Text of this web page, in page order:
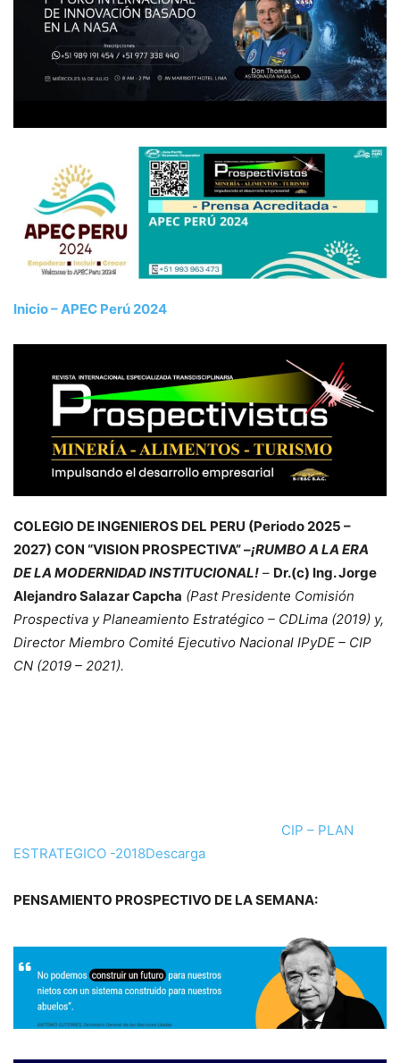
Inicio – APEC Perú 2024
COLEGIO DE INGENIEROS DEL PERU (Periodo 2025 –
2027) CON “VISION PROSPECTIVA” –¡RUMBO A LA ERA
DE LA MODERNIDAD INSTITUCIONAL! – Dr.(c) Ing. Jorge
Alejandro Salazar Capcha (Past Presidente Comisión
Prospectiva y Planeamiento Estratégico – CDLima (2019) y,
Director Miembro Comité Ejecutivo Nacional IPyDE – CIP
CN (2019 – 2021).
CIP – PLAN
ESTRATEGICO -2018Descarga
PENSAMIENTO PROSPECTIVO DE LA SEMANA: